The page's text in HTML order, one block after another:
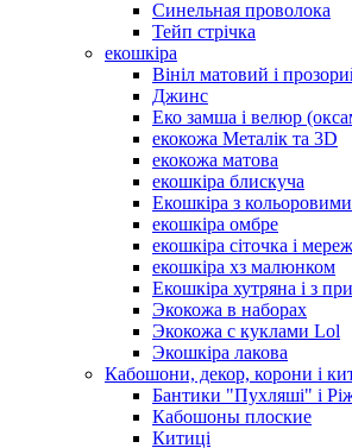
Синельная проволока
Тейп стрічка
екошкіра
Вініл матовий і
Джинс
Еко замша і велюр
екокожа Металік та 3D
екокожа матова
екошкіра блискуча
Екошкіра з
екошкіра омбре
екошкіра сіточка і
екошкіра хз малюнком
Екошкіра хутряна і з
Экокожа в наборах
Экокожа с куклами Lol
Экошкiра лакова
Кабошони, декор, корони і
Бантики "Пухляші" і
Кабошоны плоские
Китиці